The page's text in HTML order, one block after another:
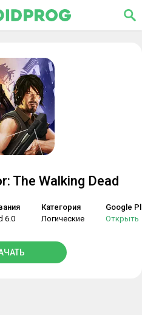
The Walking Dead
6.0
Категория
Логические
Google
Открыть